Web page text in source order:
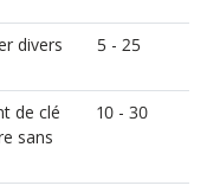
divers
5 - 25
de clé
sans
10 - 30